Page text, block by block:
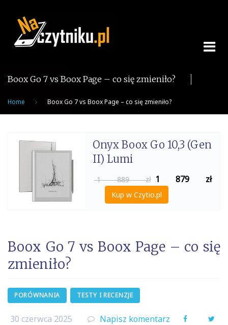
content
Boox Go 7 vs Boox Page – co się zmieniło?
Home Boox Go 7 vs Boox Page – co się zmieniło?
Onyx Boox Go 10,3 (Gen
II) Lumi
1 889 zł 1 879 zł
Kup w Czytio.pl
Boox Go 7 vs Boox Page – co się
zmieniło?
PORÓWNANIA TESTY I RECENZJE
30 czerwca 2025 Napisz komentarz Facebook